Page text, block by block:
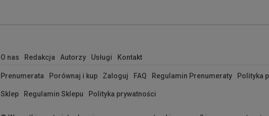
O nas Redakcja Autorzy Usługi Kontakt
Prenumerata Porównaj i kup Zaloguj FAQ Regulamin Prenumeraty Polityka
Sklep Regulamin Sklepu Polityka prywatności